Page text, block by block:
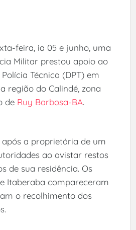
feira, ia 05 e junho, uma
Militar prestou apoio ao
Técnica (DPT) em
região do Calindé, zona
de Ruy Barbosa-BA.
a proprietária de um
ao avistar restos
de sua residência. Os
Itaberaba compareceram
o recolhimento dos